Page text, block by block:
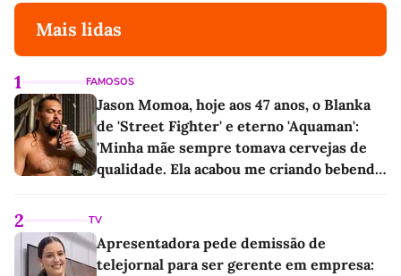
Mais lidas
1 FAMOSOS
Jason Momoa, hoje aos 47 anos, o Blanka
de 'Street Fighter' e eterno 'Aquaman':
'Minha mãe sempre tomava cervejas de
qualidade. Ela acabou me criando bebendo
2 TV
Apresentadora pede demissão de
telejornal para ser gerente em empresa: